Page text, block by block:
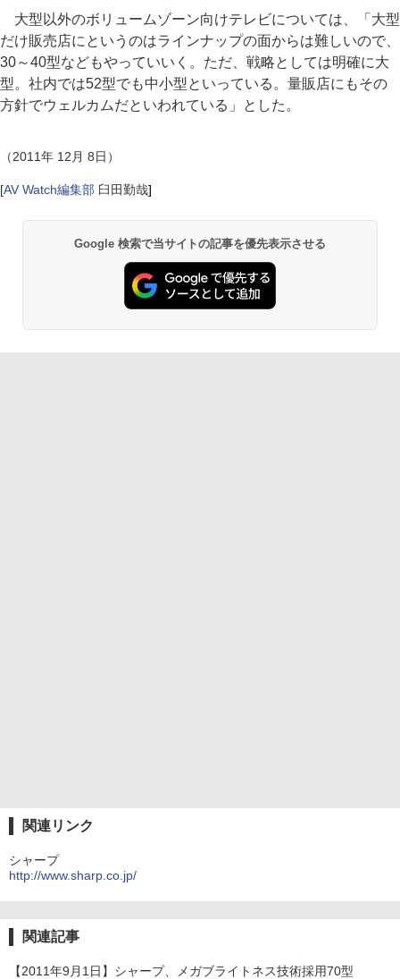
大型以外のボリュームゾーン向けテレビについては、「大型
だけ販売店にというのはラインナップの面からは難しいので、
30～40型などもやっていいく。ただ、戦略としては明確に大
型。社内では52型でも中小型といっている。量販店にもその
方針でウェルカムだといわれている」とした。
（2011年 12月 8日）
[AV Watch編集部 臼田勤哉]
Google 検索で当サイトの記事を優先表示させる
関連リンク
シャープ
http://www.sharp.co.jp/
関連記事
【2011年9月1日】シャープ、メガブライトネス技術採用70型